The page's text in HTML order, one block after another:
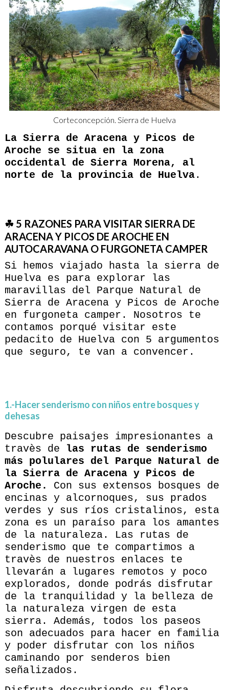
Corteconcepción. Sierra de Huelva
La Sierra de Aracena y Picos de
Aroche se situa en la zona
occidental de Sierra Morena, al
norte de la provincia de Huelva.
☘ 5 RAZONES PARA VISITAR SIERRA DE
ARACENA Y PICOS DE AROCHE EN
AUTOCARAVANA O FURGONETA CAMPER
Si hemos viajado hasta la sierra de
Huelva es para explorar las
maravillas del Parque Natural de
Sierra de Aracena y Picos de Aroche
en furgoneta camper. Nosotros te
contamos porqué visitar este
pedacito de Huelva con 5 argumentos
que seguro, te van a convencer.
1.-Hacer senderismo con niños entre bosques y
dehesas
Descubre paisajes impresionantes a
travès de las rutas de senderismo
más polulares del Parque Natural de
la Sierra de Aracena y Picos de
Aroche.
Con sus extensos bosques de
encinas y alcornoques, sus prados
verdes y sus ríos cristalinos, esta
zona es un paraíso para los amantes
de la naturaleza. Las rutas de
senderismo que te compartimos a
travès de nuestros enlaces te
llevarán a lugares remotos y poco
explorados, donde podrás disfrutar
de la tranquilidad y la belleza de
la naturaleza virgen de esta
sierra. Además, todos los paseos
son adecuados para hacer en familia
y poder disfrutar con los niños
caminando por senderos bien
señalizados.